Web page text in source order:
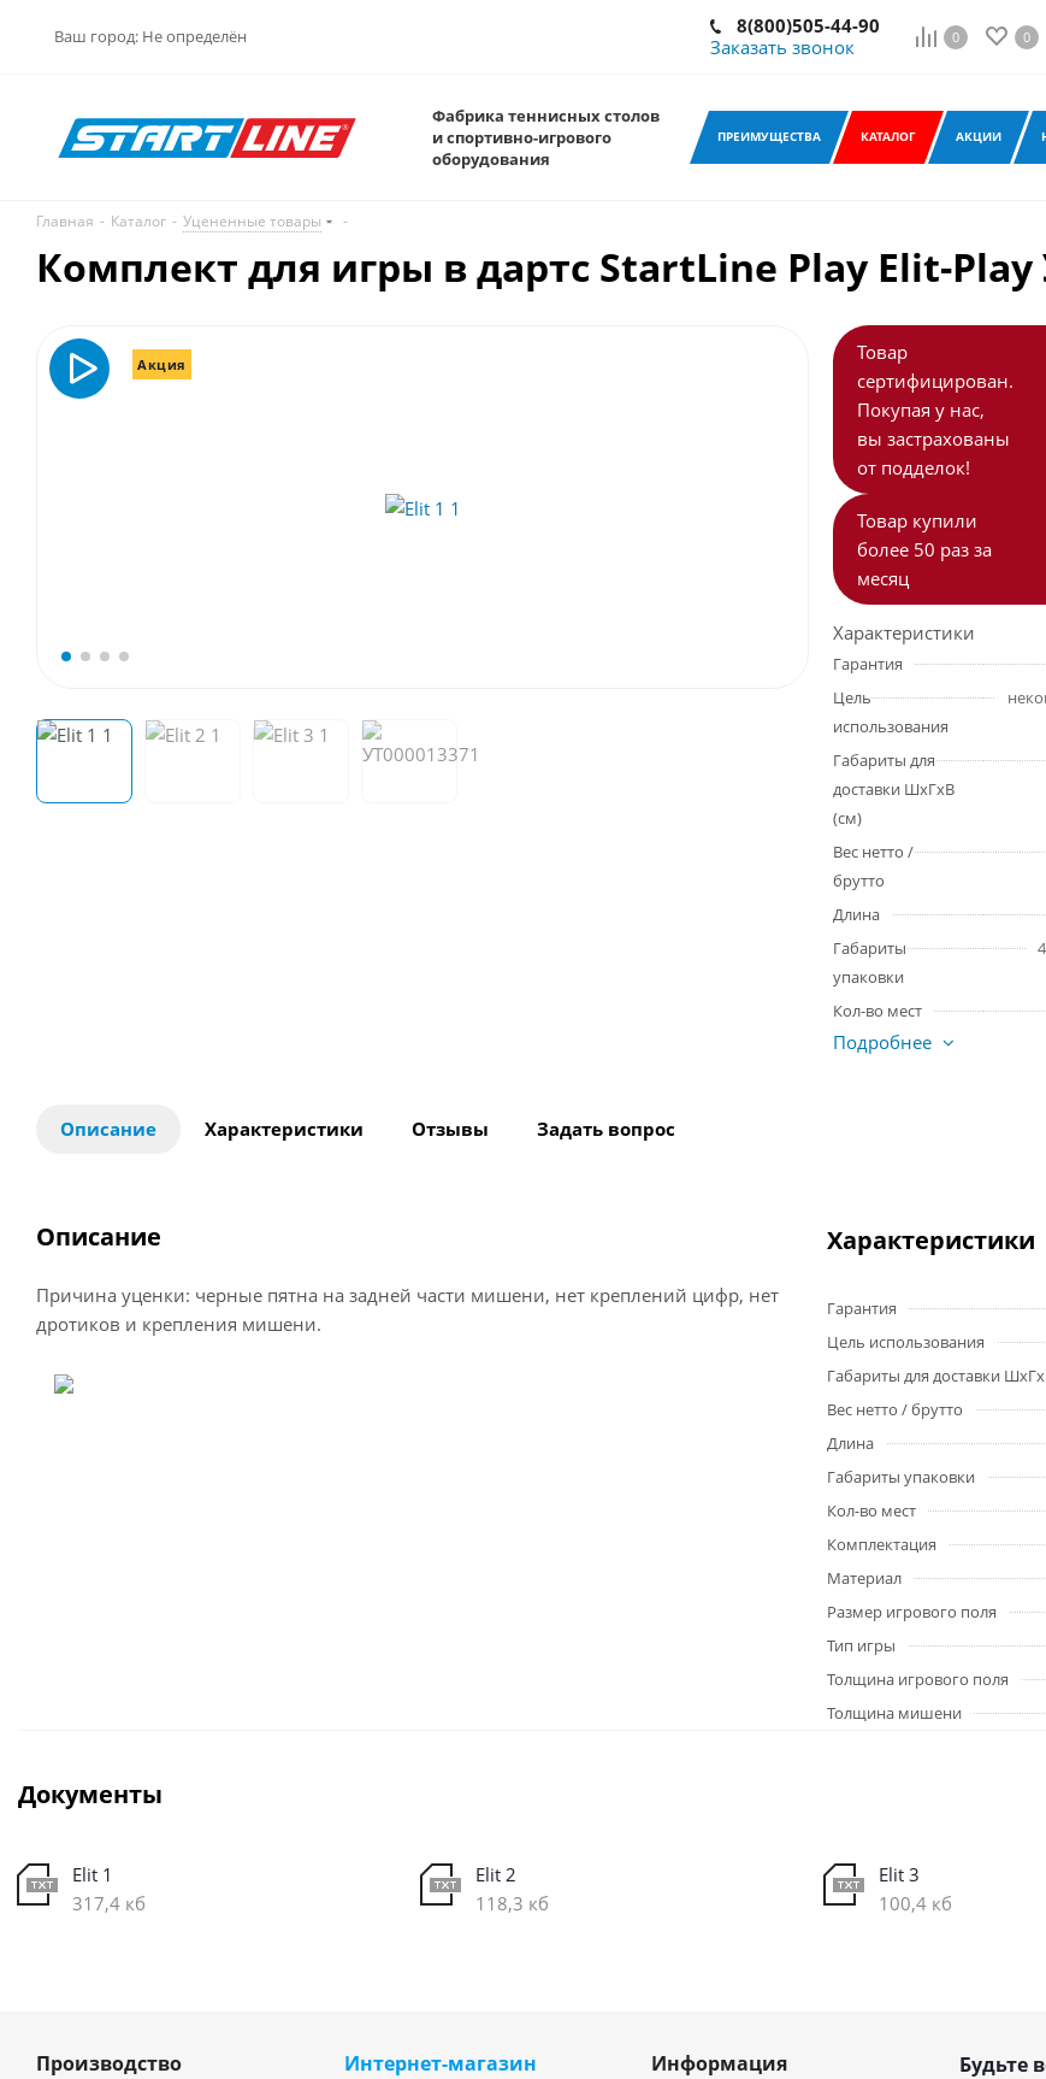
Ваш город: Не определён
8(800)505-44-90
Заказать звонок
0 0
Фабрика теннисных столов
и спортивно-игрового
оборудования
ПРЕИМУЩЕСТВА КАТАЛОГ АКЦИИ
Главная - Каталог - Уцененные товары -
Комплект для игры в дартс StartLine Play Elit-
Акция
Товар
сертифицирован.
Покупая у нас,
вы застрахованы
от подделок!
Товар купили
более 50 раз за
месяц
Характеристики
Гарантия
Цель
использования
Габариты для
доставки ШхГхВ
(см)
Вес нетто /
брутто
Длина
Габариты
упаковки
Кол-во мест
Подробнее
Описание Характеристики Отзывы Задать вопрос
Описание
Причина уценки: черные пятна на задней части мишени, нет креплений цифр, нет
дротиков и крепления мишени.
Характеристики
Гарантия
Цель использования
Габариты для доставки
Вес нетто / брутто
Длина
Габариты упаковки
Кол-во мест
Комплектация
Материал
Размер игрового поля
Тип игры
Толщина игрового поля
Толщина мишени
Документы
Elit 1
317,4 кб
Elit 2
118,3 кб
Elit 3
100,4 кб
Производство Интернет-магазин Информация Будьте